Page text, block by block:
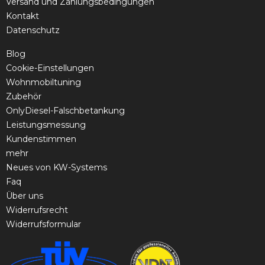
Kontakt
Datenschutz
Blog
Cookie-Einstellungen
Wohnmobiltuning
Zubehör
OnlyDiesel-Falschbetankung
Leistungsmessung
Kundenstimmen
mehr
Neues von KW-Systems
Faq
Über uns
Widerrufsrecht
Widerrufsformular